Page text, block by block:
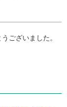
ございました。